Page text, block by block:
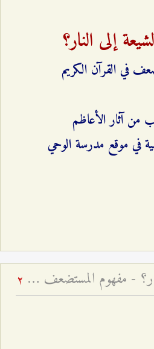
إلى النار؟
في القرآن الكريم
آثار الأعاظم
في موقع مدرسة الوحي
هل غير الشيعة إلى النار؟ - مفهوم المستضعف في القرآن الكريم 2